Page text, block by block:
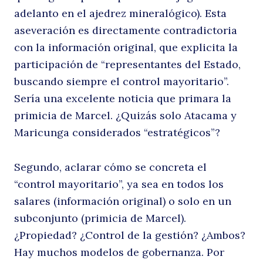
adelanto en el ajedrez mineralógico). Esta
aseveración es directamente contradictoria
con la información original, que explicita la
participación de “representantes del Estado,
buscando siempre el control mayoritario”.
Sería una excelente noticia que primara la
primicia de Marcel. ¿Quizás solo Atacama y
Maricunga considerados “estratégicos”?
Segundo, aclarar cómo se concreta el
“control mayoritario”, ya sea en todos los
salares (información original) o solo en un
subconjunto (primicia de Marcel).
¿Propiedad? ¿Control de la gestión? ¿Ambos?
Hay muchos modelos de gobernanza. Por